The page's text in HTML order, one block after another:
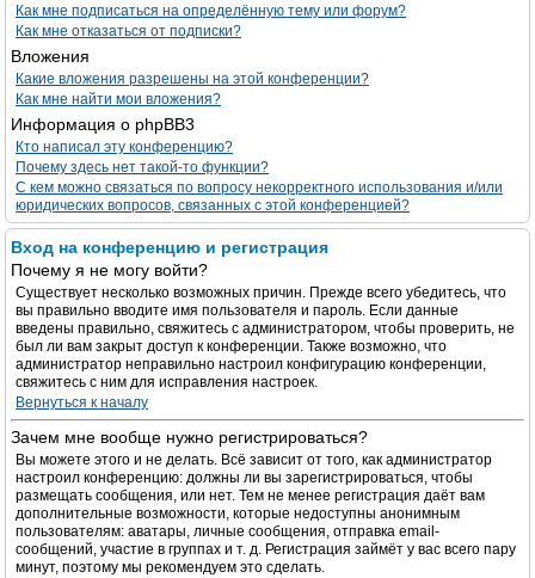
Как мне подписаться на определённую тему или форум?
Как мне отказаться от подписки?
Вложения
Какие вложения разрешены на этой конференции?
Как мне найти мои вложения?
Информация о phpBB3
Кто написал эту конференцию?
Почему здесь нет такой-то функции?
С кем можно связаться по вопросу некорректного использования и/или
юридических вопросов, связанных с этой конференцией?
Вход на конференцию и регистрация
Почему я не могу войти?
Существует несколько возможных причин. Прежде всего убедитесь, что
вы правильно вводите имя пользователя и пароль. Если данные
введены правильно, свяжитесь с администратором, чтобы проверить, не
был ли вам закрыт доступ к конференции. Также возможно, что
администратор неправильно настроил конфигурацию конференции,
свяжитесь с ним для исправления настроек.
Вернуться к началу
Зачем мне вообще нужно регистрироваться?
Вы можете этого и не делать. Всё зависит от того, как администратор
настроил конференцию: должны ли вы зарегистрироваться, чтобы
размещать сообщения, или нет. Тем не менее регистрация даёт вам
дополнительные возможности, которые недоступны анонимным
пользователям: аватары, личные сообщения, отправка email-
сообщений, участие в группах и т. д. Регистрация займёт у вас всего пару
минут, поэтому мы рекомендуем это сделать.